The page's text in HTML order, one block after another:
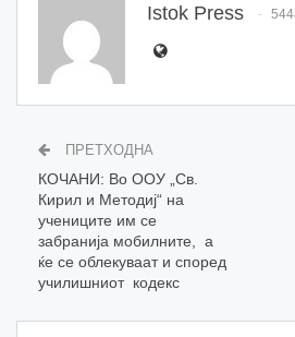
Istok Press
ПРЕТХОДНА
КОЧАНИ: Во ООУ „Св.
Кирил и Методиј“ на
учениците им се
забранија мобилните, а
ќе се облекуваат и според
училишниот кодекс